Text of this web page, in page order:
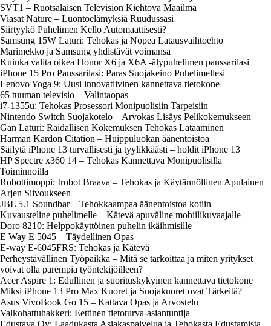
SVT1 – Ruotsalaisen Television Kiehtova Maailma
Viasat Nature – Luontoelämyksiä Ruudussasi
Siirtyykö Puhelimen Kello Automaattisesti?
Samsung 15W Laturi: Tehokas ja Nopea Latausvaihtoehto
Marimekko ja Samsung yhdistävät voimansa
Kuinka valita oikea Honor X6 ja X6A -älypuhelimen panssarilasi
iPhone 15 Pro Panssarilasi: Paras Suojakeino Puhelimellesi
Lenovo Yoga 9: Uusi innovatiivinen kannettava tietokone
65 tuuman televisio – Valintaopas
i7-1355u: Tehokas Prosessori Monipuolisiin Tarpeisiin
Nintendo Switch Suojakotelo – Arvokas Lisäys Pelikokemukseen
Gan Laturi: Raidallisen Kokemuksen Tehokas Lataaminen
Harman Kardon Citation – Huippuluokan äänentoistoa
Säilytä iPhone 13 turvallisesti ja tyylikkäästi – holdit iPhone 13
HP Spectre x360 14 – Tehokas Kannettava Monipuolisilla
Toiminnoilla
Robottimoppi: Irobot Braava – Tehokas ja Käytännöllinen Apulainen
Arjen Siivoukseen
JBL 5.1 Soundbar – Tehokkaampaa äänentoistoa kotiin
Kuvausteline puhelimelle – Kätevä apuväline mobiilikuvaajalle
Doro 8210: Helppokäyttöinen puhelin ikäihmisille
E Way E 5045 – Täydellinen Opas
E-way E-6045FRS: Tehokas ja Kätevä
Perheystävällinen Työpaikka – Mitä se tarkoittaa ja miten yritykset
voivat olla parempia työntekijöilleen?
Acer Aspire 1: Edullinen ja suorituskykyinen kannettava tietokone
Miksi iPhone 13 Pro Max Kuoret ja Suojakuoret ovat Tärkeitä?
Asus VivoBook Go 15 – Kattava Opas ja Arvostelu
Valkohattuhakkeri: Eettinen tietoturva-asiantuntija
Edustava Oy: Laadukasta Asiakaspalvelua ja Tehokasta Edustamista